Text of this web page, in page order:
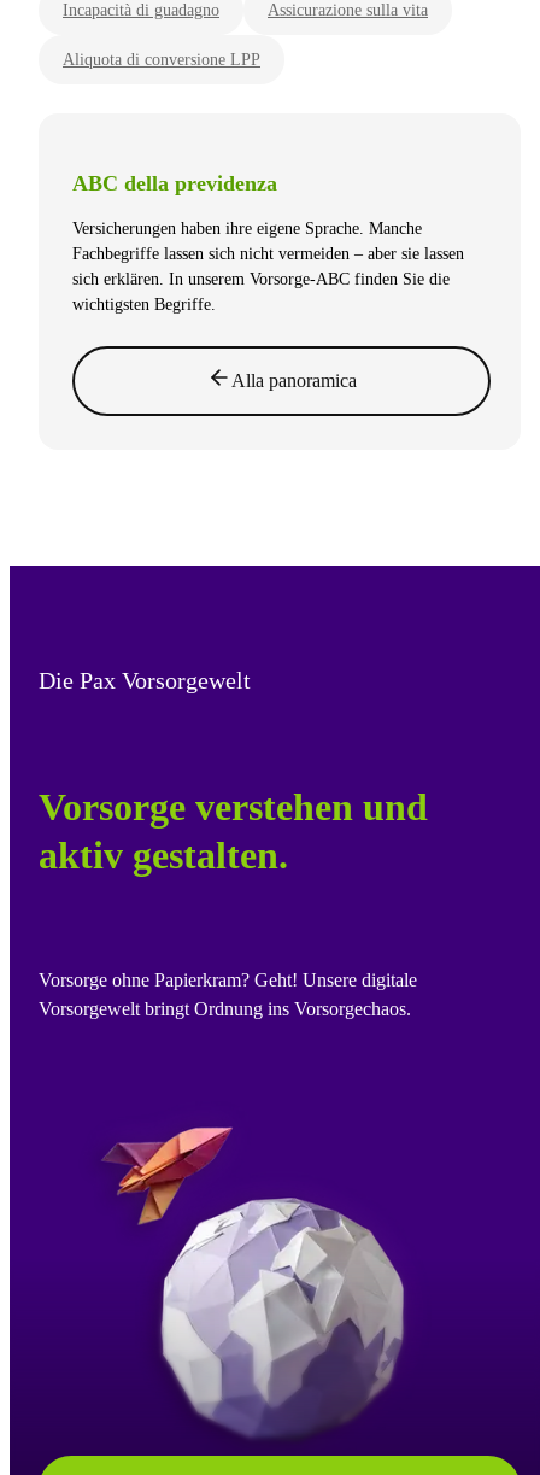
Incapacità di guadagno Assicurazione sulla vita
Aliquota di conversione LPP
ABC della previdenza
Versicherungen haben ihre eigene Sprache. Manche
Fachbegriffe lassen sich nicht vermeiden – aber sie lassen
sich erklären. In unserem Vorsorge-ABC finden Sie die
wichtigsten Begriffe.
Alla panoramica
Die Pax Vorsorgewelt
Vorsorge verstehen und
aktiv gestalten.
Vorsorge ohne Papierkram? Geht! Unsere digitale
Vorsorgewelt bringt Ordnung ins Vorsorgechaos.